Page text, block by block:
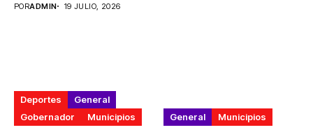
PORADMIN 19 JULIO, 2026
Deportes
General
Gobernador
Municipios General Municipios